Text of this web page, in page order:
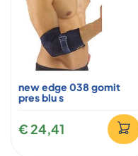
new edge 038 gomit
pres blu s
€ 24,41